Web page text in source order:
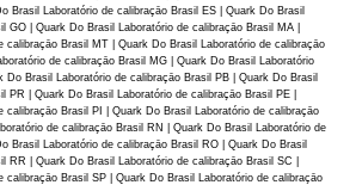
Brasil Laboratório de calibraçāo Brasil ES | Quark Do Brasil
GO | Quark Do Brasil Laboratório de calibraçāo Brasil MA |
calibraçāo Brasil MT | Quark Do Brasil Laboratório de calibraçāo
de calibraçāo Brasil MG | Quark Do Brasil Laboratório
Do Brasil Laboratório de calibraçāo Brasil PB | Quark Do Brasil
PR | Quark Do Brasil Laboratório de calibraçāo Brasil PE |
calibraçāo Brasil PI | Quark Do Brasil Laboratório de calibraçāo
de calibraçāo Brasil RN | Quark Do Brasil Laboratório de
Brasil Laboratório de calibraçāo Brasil RO | Quark Do Brasil
RR | Quark Do Brasil Laboratório de calibraçāo Brasil SC |
calibraçāo Brasil SP | Quark Do Brasil Laboratório de calibraçāo